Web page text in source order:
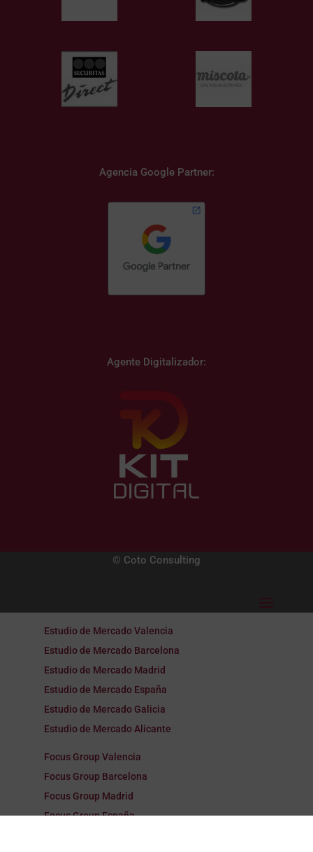
Agencia Google Partner:
Agente Digitalizador:
© Coto Consulting
Estudio de Mercado Valencia
Estudio de Mercado Barcelona
Estudio de Mercado Madrid
Estudio de Mercado España
Estudio de Mercado Galicia
Estudio de Mercado Alicante
Focus Group Valencia
Focus Group Barcelona
Focus Group Madrid
Focus Group España